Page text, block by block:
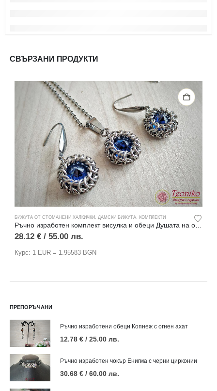
СВЪРЗАНИ ПРОДУКТИ
БИЖУТА ОТ СТОМАНЕНИ ХАЛКИЧКИ ДАМСКИ БИЖУТА КОМПЛЕКТИ
28.12 € / 55.00 лв.
Курс: 1 EUR = 1.95583 BGN
ПРЕПОРЪЧАНИ
Ръчно изработени обеци Копнеж с огнен ахат
12.78 € / 25.00 лв.
Ръчно изработен чокър Енигма с черни цирконии
30.68 € / 60.00 лв.